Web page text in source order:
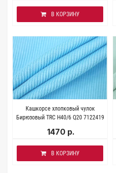
В КОРЗИНУ
Кашкорсе хлопковый чулок
Бирюзовый TRC H40/6 Q20 7122419
1470 р.
В КОРЗИНУ